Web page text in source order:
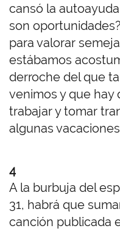
cansó la
son
para valorar
estábamos
derroche del que
venimos y que hay
trabajar y tomar
algunas
4
A la burbuja del
31, habrá que
canción publicada